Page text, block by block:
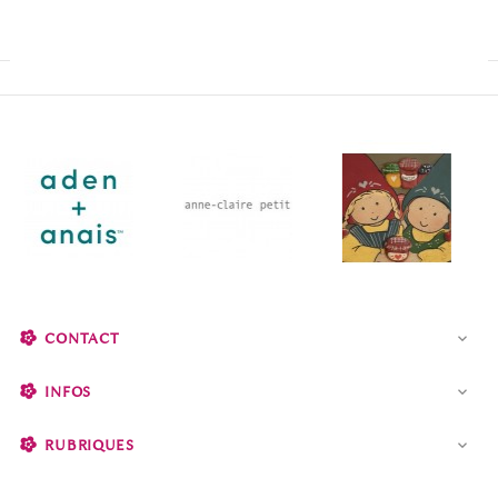
CONTACT 
INFOS 
RUBRIQUES 